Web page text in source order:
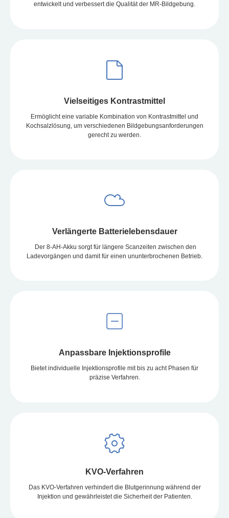
entwickelt und verbessert die Qualität der MR-Bildgebung.
Vielseitiges Kontrastmittel
Ermöglicht eine variable Kombination von Kontrastmittel und
Kochsalzlösung, um verschiedenen Bildgebungsanforderungen
gerecht zu werden.
Verlängerte Batterielebensdauer
Der 8-AH-Akku sorgt für längere Scanzeiten zwischen den
Ladevorgängen und damit für einen ununterbrochenen Betrieb.
Anpassbare Injektionsprofile
Bietet individuelle Injektionsprofile mit bis zu acht Phasen für
präzise Verfahren.
KVO-Verfahren
Das KVO-Verfahren verhindert die Blutgerinnung während der
Injektion und gewährleistet die Sicherheit der Patienten.